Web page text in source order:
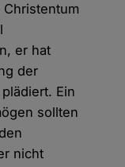
Christentum
er hat
der
Ein
sollten
nicht